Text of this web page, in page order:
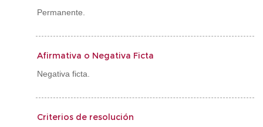
Permanente.
Afirmativa o Negativa Ficta
Negativa ficta.
Criterios de resolución